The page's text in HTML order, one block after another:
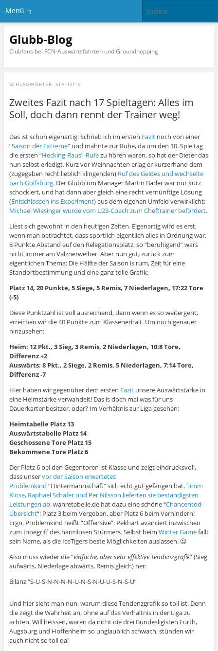
Menü
Glubb-Blog
Clubfans bei FCN-Auswärtsfahrten und Groundhopping
SCHLAGWÖRTER: STATISTIK
Zweites Fazit nach 17 Spieltagen: Alles im
Soll, doch dann rennt der Trainer weg!
Das ist schon eigenartig: Schrieb ich im ersten Fazitnoch von einer
“Saison der Extreme” und mahnte zur Ruhe, da um den 10. Spieltag
die ersten “Hecking-Raus”-Rufezu hören waren, so hat der Dieter das
nun selbst erledigt. Kurz vor Weihnachten erlag er kurzerhand dem
(zugegeben recht lieblich klingenden) Ruf des Geldes und wechselte
nach Golfsburg. Der Glubb um Manager Martin Bader war nur kurz
schockiert, und hat dann aber gleich eine recht vernünftige Lösung
(Entschlossen ins Experiment) aus dem eigenen Umfeld verwirklicht:
Michael Wiesinger wurde vom U23-Coach zum Cheftrainer befördert.
Liest sich gewohnt in den heutigen Zeiten. Eigenartig wird es erst,
wenn man betrachtet, dass sportlich eigentlich alles in Ordnung war.
8 Punkte Abstand auf den Relegationsplatz, so “beruhigend” wars
nicht immer am Valznerweiher. Aber nun gut, zurück zum
eigentlichen Thema: Die Hälfte der Saison is rum, Zeit für eine
Standortbestimmung und eine ganz tolle Grafik:
Platz 14, 20 Punkte, 5 Siege, 5 Remis, 7 Niederlagen, 17:22 Tore
(-5)
Diese Punktzahl ist voll ausreichend, denn wenn es so weitergeht,
erreichen wir die 40 Punkte zum Klassenerhalt. Um noch genauer
hinzusehen:
Heim: 12 Pkt., 3 Sieg, 3 Remis, 2 Niederlagen, 10:8 Tore,
Differenz +2
Auswärts: 8 Pkt., 2 Siege, 2 Remis, 5 Niederlagen, 7:14 Tore,
Differenz -7
Hier haben wir gegenüber dem ersten Fazitunsere Auswärtstärke in
eine Heimstärke verwandelt! Das is doch mal was für uns
Dauerkartenbesitzer, oder? Im Verhältnis zur Liga gesehen:
Heimtabelle Platz 13
Auswärtstabelle Platz 14
Geschossene Tore Platz 15
Bekommene Tore Platz 6
Der Platz 6 bei den Gegentoren ist Klasse und zeigt eindrucksvoll,
dass unservor der Saison erwartetes
Problemkind “Hintermannschaft” sich echt gut gefangen hat.Timm
Klose, Raphael Schäfer und Per Nilsson lieferten sie beständigsten
Leistungen ab. wahretabelle.de hat dazu eine schöne “Chancentod-
Übersicht“: Platz 3 beim Vergeben, aber Platz 6 beim Verhindern!
Ergo, Problemkind heißt “Offensive”: Pekhart avanciert inzwischen
zum Inbegriff des harmlosen Stürmers. Selbst beim Winter Gamefällt
sein Name, als die IceTigers beste Möglichkeiten auslassen. 😉
Also muss wieder die “einfache, aber sehr effektive Tendenzgrafik” (Sieg
aufwärts, Niederlage abwärts, Remis gleich) her:
Bilanz “S-U-S-N-N-N-N-U-N-S-N-U-U-S-N-S-U”
Und hier sieht man nun, warum diese Tendenzgrafik so toll ist. Denn
die zeigt die Wahrheit an, ohne auf das Verhältnis in der Liga zu
achten. Will heissen, wären da nicht die drei Bundesligisten Fürth,
Augsburg und Hoffenheim so unglaublich schwach, stünden wir
auch nicht so toll da!